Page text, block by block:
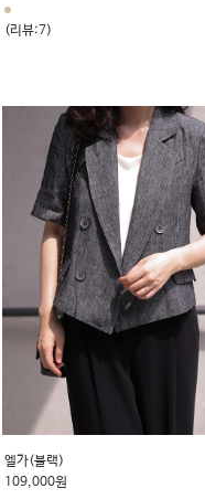
(리뷰:7)
엘가(블랙)
109,000원